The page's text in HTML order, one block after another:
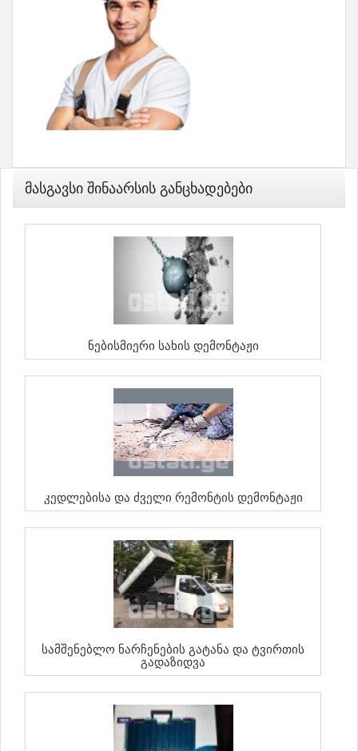
Მასგავსი Შინაარსის Განცხადებები
Ნებისმიერი Სახის Დემონტაჟი
Კედლებისა Და Ძველი Რემონტის Დემონტაჟი
Სამშენებლო Ნარჩენების Გატანა Და Ტვირთის
Გადაზიდვა